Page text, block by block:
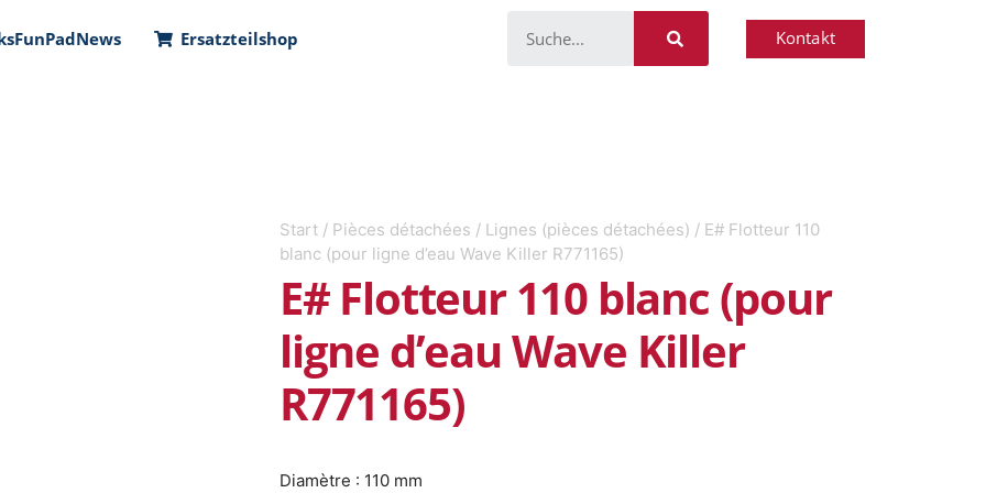
FunPadNews Ersatzteilshop Kontakt
Start / Pièces détachées / Lignes (pièces détachées) / E# Flotteur 110
blanc (pour ligne d’eau Wave Killer R771165)
E# Flotteur 110 blanc (pour
ligne d’eau Wave Killer
R771165)
Diamètre : 110 mm